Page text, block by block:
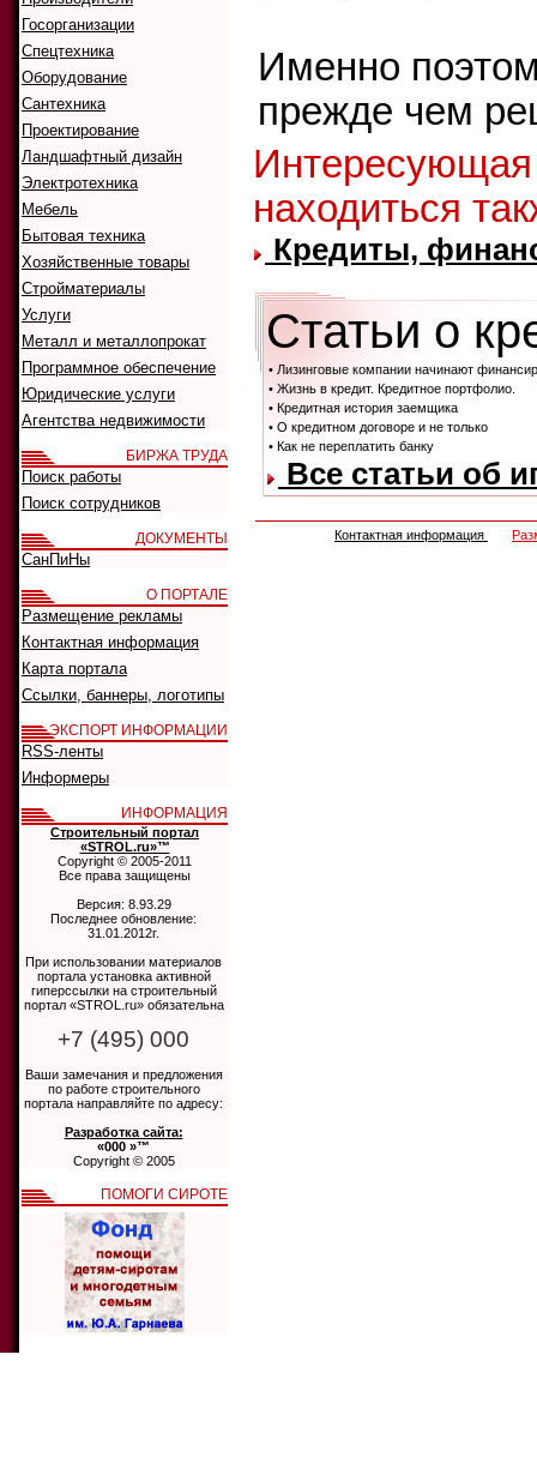
Именно
прежде чем
находиться
Кредиты,
Статьи о
• Лизинговые компании начинают
• Жизнь в кредит. Кредитное портфолио.
• Кредитная история заемщика
• О кредитном договоре и не только
• Как не переплатить банку
Все статьи об
Контактная информация
Госорганизации
Спецтехника
Оборудование
Сантехника
Проектирование
Ландшафтный дизайн
Электротехника
Мебель
Бытовая техника
Хозяйственные товары
Стройматериалы
Услуги
Металл и металлопрокат
Программное обеспечение
Юридические услуги
Агентства недвижимости
БИРЖА ТРУДА
Поиск работы
Поиск сотрудников
ДОКУМЕНТЫ
СанПиНы
О ПОРТАЛЕ
Размещение рекламы
Контактная информация
Карта портала
Ссылки, баннеры, логотипы
ЭКСПОРТ ИНФОРМАЦИИ
RSS-ленты
Информеры
ИНФОРМАЦИЯ
Строительный портал
«STROL.ru»™
Copyright © 2005-2011
Все права защищены
Версия: 8.93.29
Последнее обновление:
31.01.2012г.
При использовании материалов
портала установка активной
гиперссылки на строительный
портал «STROL.ru» обязательна
+7 (495) 000
Ваши замечания и предложения
по работе строительного
портала направляйте по адресу:
Разработка сайта:
«000 »™
Copyright © 2005
ПОМОГИ СИРОТЕ